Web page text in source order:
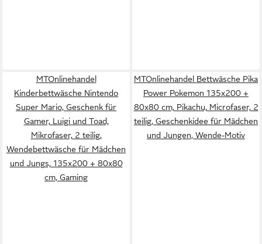
MTOnlinehandel
Kinderbettwäsche Nintendo
Super Mario, Geschenk für
Gamer, Luigi und Toad,
Mikrofaser, 2 teilig,
Wendebettwäsche für Mädchen
und Jungs, 135x200 + 80x80
cm, Gaming
MTOnlinehandel Bettwäsche Pika
Power Pokemon 135x200 +
80x80 cm, Pikachu, Microfaser, 2
teilig, Geschenkidee für Mädchen
und Jungen, Wende-Motiv